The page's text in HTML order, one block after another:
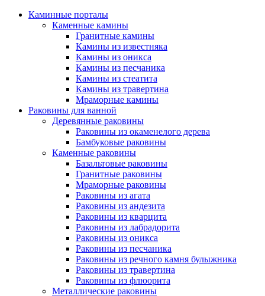
Каминные порталы
Каменные камины
Гранитные камины
Камины из известняка
Камины из оникса
Камины из песчаника
Камины из стеатита
Камины из травертина
Мраморные камины
Раковины для ванной
Деревянные раковины
Раковины из окаменелого дерева
Бамбуковые раковины
Каменные раковины
Базальтовые раковины
Гранитные раковины
Мраморные раковины
Раковины из агата
Раковины из андезита
Раковины из кварцита
Раковины из лабрадорита
Раковины из оникса
Раковины из песчаника
Раковины из речного камня булыжника
Раковины из травертина
Раковины из флюорита
Металлические раковины